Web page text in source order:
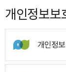
개인정보보
개인정